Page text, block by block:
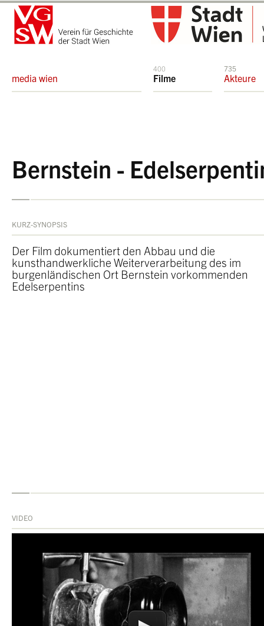
media wien
400
Filme
735
Akteure
Bernstein -
KURZ-SYNOPSIS
Der Film dokumentiert den Abbau und die
kunsthandwerkliche Weiterverarbeitung des im
burgenländischen Ort Bernstein vorkommenden
Edelserpentins
VIDEO